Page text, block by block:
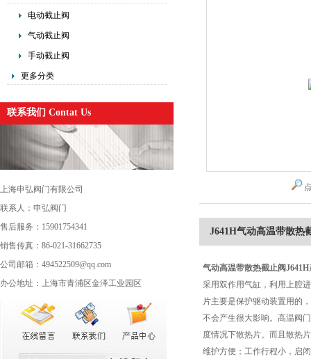
电动截止阀
气动截止阀
手动截止阀
更多分类
联系我们 Contat Us
上海申弘阀门有限公司
联系人：申弘阀门
售后服务：15901754341
销售传真：86-021-31662735
公司邮箱：494522509@qq.com
办公地址：上海市青浦区金泽工业园区
J641H气动高温带散热
气动高温带散热截止阀J641H
采用双作用气缸，利用上腔
片主要是保护驱动装置用的
不会产生很大影响。高温阀
度情况下散热片。而且散热
维护方便；工作行程小，启